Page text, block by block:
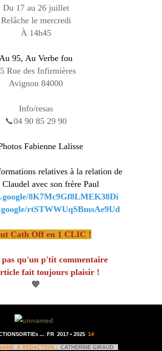
Du 17 au 26 juillet
Relâche le mercredi
À 14h45
95, Au Verbe fou
Rue des Infirmières
Avignon 84000
Info/resas
📞04 90 85 29 90
Fabienne Lalisse
relatives à la relation de
avec son frère Paul
8K7Mc9Gf8LMEK38Di
rtSTWWUqSBmsAe9Ud
Cath Off en 1 CLIC !
qu'un p'tit commentaire
fait toujours plaisir !
💖
... FR 2017 • 2025 14
& RÉDACTION : CATHERINE GIRAUD